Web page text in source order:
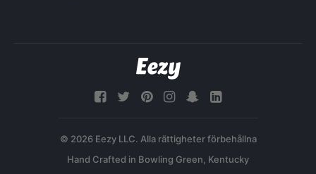
© 2026 Eezy LLC. Alla rättigheter förbehållna